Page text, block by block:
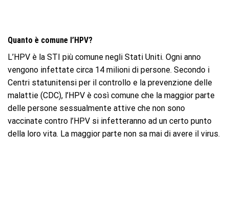
Quanto è comune l’HPV?
L’HPV è la STI più comune negli Stati Uniti. Ogni anno
vengono infettate circa 14 milioni di persone. Secondo i
Centri statunitensi per il controllo e la prevenzione delle
malattie (CDC), l’HPV è così comune che la maggior parte
delle persone sessualmente attive che non sono
vaccinate contro l’HPV si infetteranno ad un certo punto
della loro vita. La maggior parte non sa mai di avere il virus.